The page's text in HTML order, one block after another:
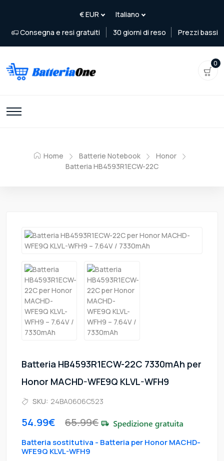
Consegna e resi gratuiti 30 giorni di reso Prezzi bassi
0
Home Batterie Notebook
Honor
Batteria HB4593R1ECW-22C
Batteria HB4593R1ECW-22C 7330mAh per
Honor MACHD-WFE9Q KLVL-WFH9
SKU: 24BA0606C523
54.99€ 65.99€
Batteria sostitutiva - Batteria per Honor MACHD-
WFE9Q KLVL-WFH9